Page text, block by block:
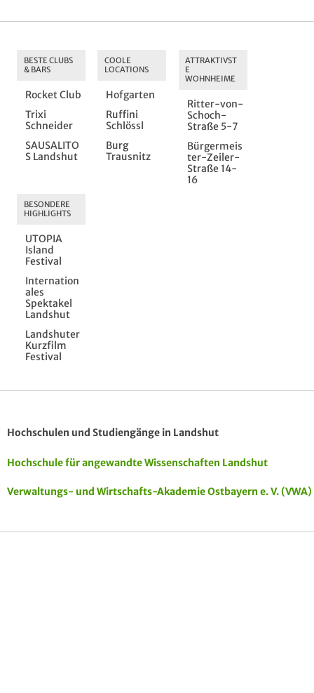
& BARS
Rocket Club
Trixi
Schneider
SAUSALITO
S Landshut
LOCATIONS
Hofgarten
Ruffini
Schlössl
Burg
Trausnitz
E
Ritter-von-
Schoch-
Straße 5-7
Bürgermeis
ter-Zeiler-
Straße 14-
16
UTOPIA
Island
Festival
Internation
ales
Spektakel
Landshut
Landshuter
Kurzfilm
Festival
Hochschulen und Studiengänge in Landshut
Hochschule für angewandte Wissenschaften Landshut
Verwaltungs- und Wirtschafts-Akademie Ostbayern e. V.